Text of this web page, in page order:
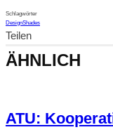
Schlagwörter
DesignShades
Teilen
ÄHNLICH
ATU: